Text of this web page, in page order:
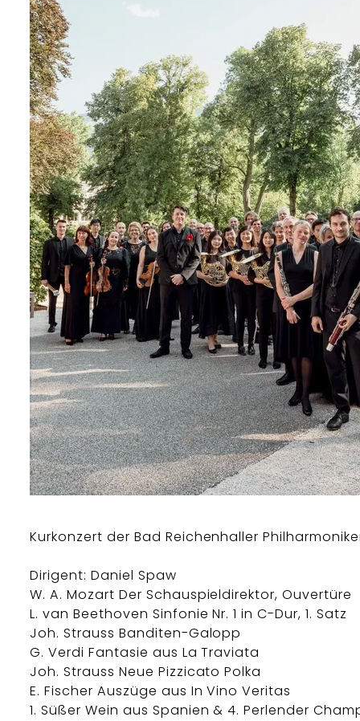
Kurkonzert der Bad Reichenhaller
Dirigent: Daniel Spaw
W. A. Mozart Der Schauspieldirektor, Ouvertüre
L. van Beethoven Sinfonie Nr. 1 in C-Dur, 1. Satz
Joh. Strauss Banditen-Galopp
G. Verdi Fantasie aus La Traviata
Joh. Strauss Neue Pizzicato Polka
E. Fischer Auszüge aus In Vino Veritas
1. Süßer Wein aus Spanien & 4. Perlender